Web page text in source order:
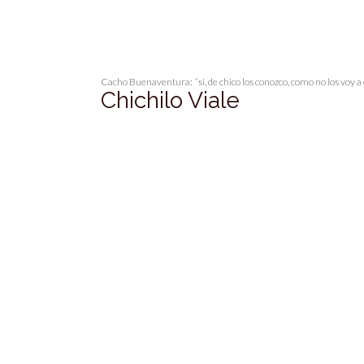
Cacho Buenaventura: “si, de chico los conozco, como no los voy a
Chichilo Viale